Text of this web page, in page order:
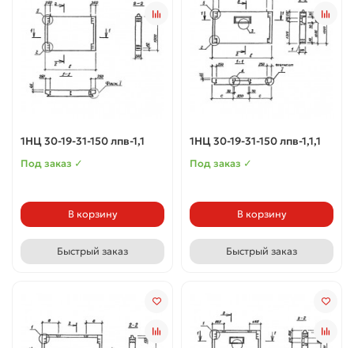
1НЦ 30-19-31-150 лпв-1,1
Под заказ ✓
В корзину
Быстрый заказ
1НЦ 30-19-31-150 лпв-1,1,1
Под заказ ✓
В корзину
Быстрый заказ